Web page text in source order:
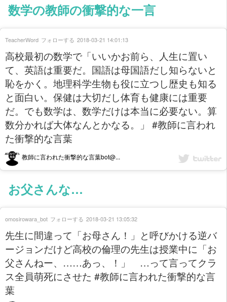
数学の教師の衝撃的な一言
高校最初の数学で「いいかお前ら、人生に置い
て、英語は重要だ。国語は母国語だし知らないと
恥をかく。地理科学生物も役に立つし歴史も知る
と面白い。保健は大切だし体育も健康には重要
だ。でも数学は、数学だけは本当に必要ない。算
数分かれば大体なんとかなる。」 #教師に言われ
た衝撃的な言葉
教師に言われた衝撃的な言葉bot@...
TeacherWord フォローする 2018-03-21 14:01:13
お父さんな…
先生に間違って「お母さん！」と呼びかける逆バ
ージョンだけど高校の倫理の先生は授業中に「お
父さんねー、……あっ、！」 …って言ってクラ
ス全員萌死にさせた #教師に言われた衝撃的な言
葉
omosirowara_bot フォローする 2018-03-21 13:05:32